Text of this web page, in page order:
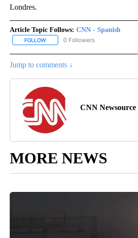
Londres.
Article Topic Follows: CNN - Spanish
FOLLOW FOLLOW "CNN - SPANISH" TO
0 Followers
Jump to comments ↓
CNN Newsource
MORE NEWS